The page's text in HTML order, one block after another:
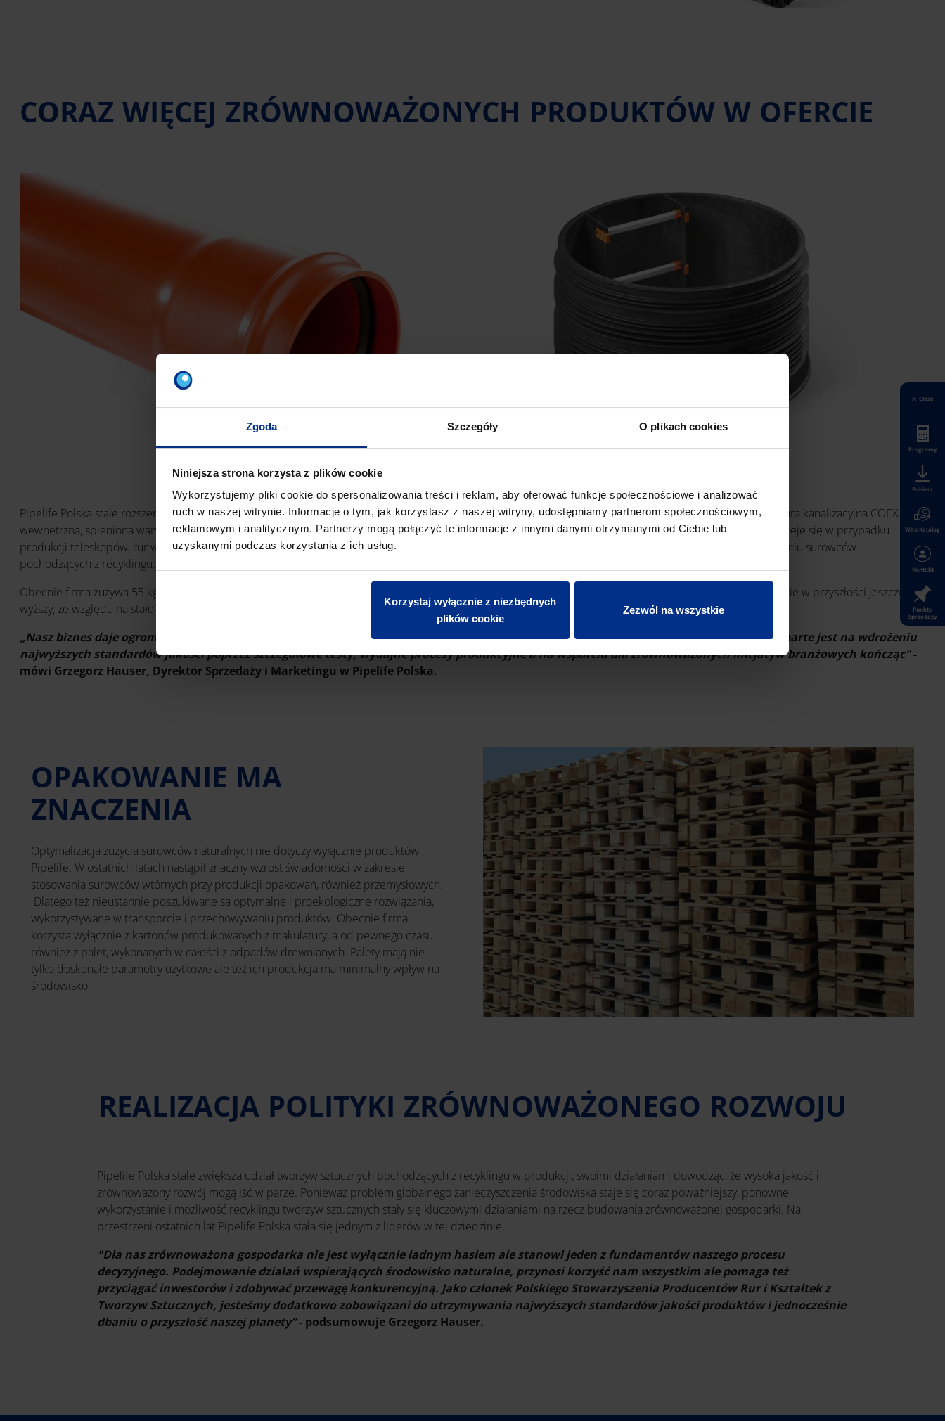
Zgoda Szczegóły O plikach cookies
Niniejsza strona korzysta z plików cookie
Wykorzystujemy pliki cookie do spersonalizowania treści i reklam, aby oferować funkcje społecznościowe i analizować
ruch w naszej witrynie. Informacje o tym, jak korzystasz z naszej witryny, udostępniamy partnerom społecznościowym,
reklamowym i analitycznym. Partnerzy mogą połączyć te informacje z innymi danymi otrzymanymi od Ciebie lub
uzyskanymi podczas korzystania z ich usług.
Korzystaj wyłącznie z niezbędnych
plików cookie
Zezwól na wszystkie
CORAZ WIĘCEJ ZRÓWNOWAŻONYCH PRODUKTÓW W OFERCIE
Pipelife Polska stale rozszerza swoją gamę produktów, wykorzystujących surowce pochodzące z recyklingu, czego przykładem może być wielowarstwowa rura kanalizacyjna COEX. Jej
wewnętrzna, spieniona warstwa pośrednia jest w całości produkowana przy użyciu recyklatu, zachowując przy tym najwyższą trwałość i jakość. Podobnie dzieje się w przypadku
produkcji teleskopów, rur wznoszących, rur do kanalizacji wewnętrznej z PP, rur drenarskich czy elementów studni, które również produkowane są przy użyciu surowców
pochodzących z recyklingu.
Obecnie firma zużywa 55 kg surowców pochodzących z recyklingu na tonę produktów wytwarzanych bezciśnieniowo, a niewątpliwie współczynnik ten będzie w przyszłości jeszcze
wyższy, ze względu na stałe rozszerzanie oferty wyrobów produkowanych z użyciem recyklatu.
„Nasz biznes daje ogromne możliwości wdrażania gospodarki o zamkniętym obiegu tworzyw sztucznych. Użycie recyklatu w produkcji oparte jest na wdrożeniu
najwyższych standardów jakości poprzez szczegółowe testy, wydajne procesy produkcyjne a na wsparciu dla zrównoważonych inicjatywbranżowych kończąc"-
mówi Grzegorz Hauser, Dyrektor Sprzedaży i Marketingu w Pipelife Polska.
OPAKOWANIE MA
ZNACZENIA
Optymalizacja zużycia surowców naturalnych nie dotyczy wyłącznie produktów
Pipelife. W ostatnich latach nastąpił znaczny wzrost świadomości w zakresie
stosowania surowców wtórnych przy produkcji opakowań, również przemysłowych.
Dlatego też nieustannie poszukiwane są optymalne i proekologiczne rozwiązania,
wykorzystywane w transporcie i przechowywaniu produktów. Obecnie firma
korzysta wyłącznie z kartonów produkowanych z makulatury, a od pewnego czasu
również z palet, wykonanych w całości z odpadów drewnianych. Palety mają nie
tylko doskonałe parametry użytkowe ale też ich produkcja ma minimalny wpływ na
środowisko.
REALIZACJA POLITYKI ZRÓWNOWAŻONEGO ROZWOJU
Pipelife Polska stale zwiększa udział tworzyw sztucznych pochodzących z recyklingu w produkcji, swoimi działaniami dowodząc, że wysoka jakość i
zrównoważony rozwój mogą iść w parze. Ponieważ problem globalnego zanieczyszczenia środowiska staje się coraz poważniejszy, ponowne
wykorzystanie i możliwość recyklingu tworzyw sztucznych stały się kluczowymi działaniami na rzecz budowania zrównoważonej gospodarki. Na
przestrzeni ostatnich lat Pipelife Polska stała się jednym z liderów w tej dziedzinie.
"Dla nas zrównoważona gospodarka nie jest wyłącznie ładnym hasłem ale stanowi jeden z fundamentów naszego procesu
decyzyjnego. Podejmowanie działań wspierających środowisko naturalne, przynosi korzyść nam wszystkim ale pomaga też
przyciągać inwestorów i zdobywać przewagę konkurencyjną. Jako członek Polskiego Stowarzyszenia Producentów Rur i Kształtek z
Tworzyw Sztucznych, jesteśmy dodatkowo zobowiązani do utrzymywania najwyższych standardów jakości produktów i jednocześnie
dbaniu o przyszłość naszej planety”- podsumowuje Grzegorz Hauser.
Close
Programy
Pobierz
Web Katalog
Kontakt
Punkty
Sprzedaży